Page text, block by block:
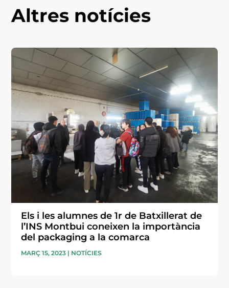
Altres notícies
Els i les alumnes de 1r de Batxillerat de
l’INS Montbui coneixen la importància
del packaging a la comarca
MARÇ 15, 2023 | NOTÍCIES